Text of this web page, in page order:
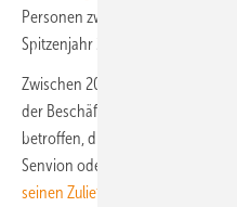
Personen zwischenzeitlich sogar
Spitzenjahr 2011.
Zwischen 2016 und 2019 kam es
der Beschäftigung. Am stärksten
betroffen, die fast 60.000 Jobs
Senvion oder Powerblades oder
seinen Zulieferern